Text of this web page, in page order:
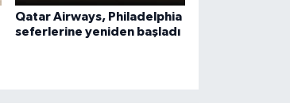
Qatar Airways, Philadelphia
seferlerine yeniden başladı